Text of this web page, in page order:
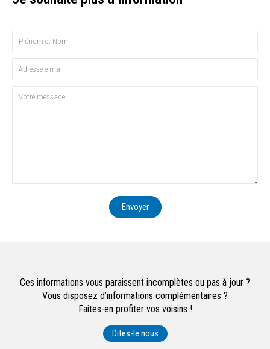
Envoyer
Ces informations vous paraissent incomplètes ou pas à jour ?
Vous disposez d’informations complémentaires ?
Faites-en profiter vos voisins !
Dites-le nous